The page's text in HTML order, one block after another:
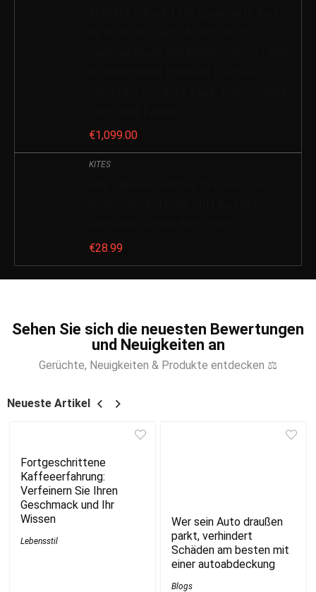
€1,099.00
KITES
€28.99
Sehen Sie sich die neuesten Bewertungen
und Neuigkeiten an
Gerüchte, Neuigkeiten & Produkte entdecken ⚖
Neueste Artikel
Fortgeschrittene
Kaffeeerfahrung:
Verfeinern Sie Ihren
Geschmack und Ihr
Wissen
Lebensstil
Wer sein Auto draußen
parkt, verhindert
Schäden am besten mit
einer autoabdeckung
Blogs